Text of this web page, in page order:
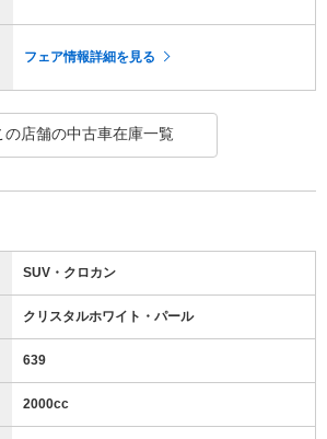
フェア情報詳細を見る
の店舗の中古車在庫一覧
SUV・クロカン
クリスタルホワイト・パール
639
2000cc